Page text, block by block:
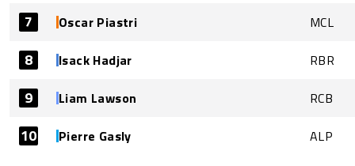
7 Oscar Piastri MCL
8 Isack Hadjar RBR
9 Liam Lawson RCB
10 Pierre Gasly ALP